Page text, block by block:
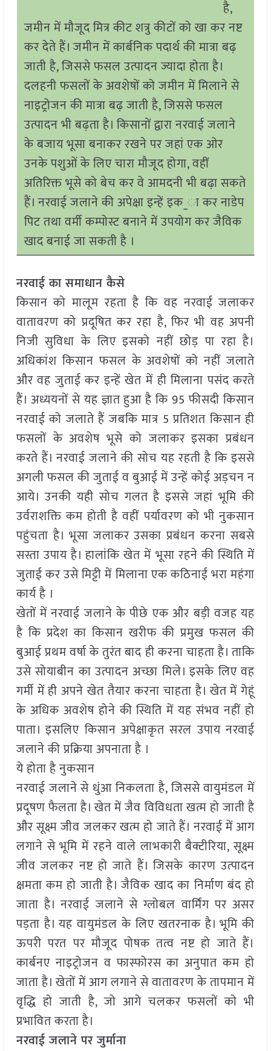
है,
जमीन में मौजूद मित्र कीट शत्रु कीटों को खा कर नष्ट
कर देते हैं। जमीन में कार्बनिक पदार्थ की मात्रा बढ़
जाती है, जिससे फसल उत्पादन ज्यादा होता है।
दलहनी फसलों के अवशेषों को जमीन में मिलाने से
नाइट्रोजन की मात्रा बढ़ जाती है, जिससे फसल
उत्पादन भी बढ़ता है। किसानों द्वारा नरवाई जलाने
के बजाय भूसा बनाकर रखने पर जहां एक ओर
उनके पशुओं के लिए चारा मौजूद होगा, वहीं
अतिरिक्त भूसे को बेच कर वे आमदनी भी बढ़ा सकते
हैं। नरवाई जलाने की अपेक्षा इन्हें इक_ा कर नाडेप
पिट तथा वर्मी कम्पोस्ट बनाने में उपयोग कर जैविक
खाद बनाई जा सकती है ।
नरवाई का समाधान कैसे
किसान को मालूम रहता है कि वह नरवाई जलाकर
वातावरण को प्रदूषित कर रहा है, फिर भी वह अपनी
निजी सुविधा के लिए इसको नहीं छोड़ पा रहा है।
अधिकांश किसान फसल के अवशेषों को नहीं जलाते
और वह जुताई कर इन्हें खेत में ही मिलाना पसंद करते
हैं। अध्ययनों से यह ज्ञात हुआ है कि 95 फीसदी किसान
नरवाई को जलाते हैं जबकि मात्र 5 प्रतिशत किसान ही
फसलों के अवशेष भूसे को जलाकर इसका प्रबंधन
करते हैं। नरवाई जलाने की सोच यह रहती है कि इससे
अगली फसल की जुताई व बुआई में उन्हें कोई अड़चन न
आये। उनकी यही सोच गलत है इससे जहां भूमि की
उर्वराशक्ति कम होती है वहीं पर्यावरण को भी नुकसान
पहुंचता है। भूसा जलाकर उसका प्रबंधन करना सबसे
सस्ता उपाय है। हालांकि खेत में भूसा रहने की स्थिति में
जुताई कर उसे मिट्टी में मिलाना एक कठिनाई भरा महंगा
कार्य है ।
खेतों में नरवाई जलाने के पीछे एक और बड़ी वजह यह
है कि प्रदेश का किसान खरीफ की प्रमुख फसल की
बुआई प्रथम वर्षा के तुरंत बाद ही करना चाहता है। ताकि
उसे सोयाबीन का उत्पादन अच्छा मिले। इसके लिए वह
गर्मी में ही अपने खेत तैयार करना चाहता है। खेत में गेहूं
के अधिक अवशेष होने की स्थिति में यह संभव नहीं हो
पाता। इसलिए किसान अपेक्षाकृत सरल उपाय नरवाई
जलाने की प्रक्रिया अपनाता है ।
ये होता है नुकसान
नरवाई जलाने से धुंआ निकलता है, जिससे वायुमंडल में
प्रदूषण फैलता है। खेत में जैव विविधता खत्म हो जाती है
और सूक्ष्म जीव जलकर खत्म हो जाते हैं। नरवाई में आग
लगाने से भूमि में रहने वाले लाभकारी बैक्टीरिया, सूक्ष्म
जीव जलकर नष्ट हो जाते हैं। जिसके कारण उत्पादन
क्षमता कम हो जाती है। जैविक खाद का निर्माण बंद हो
जाता है। नरवाई जलाने से ग्लोबल वार्मिंग पर असर
पड़ता है। यह वायुमंडल के लिए खतरनाक है। भूमि की
ऊपरी परत पर मौजूद पोषक तत्व नष्ट हो जाते हैं।
कार्बनए नाइट्रोजन व फास्फोरस का अनुपात कम हो
जाता है। खेतों में आग लगाने से वातावरण के तापमान में
वृद्धि हो जाती है, जो आगे चलकर फसलों को भी
प्रभावित करता है।
नरवाई जलाने पर जुर्माना